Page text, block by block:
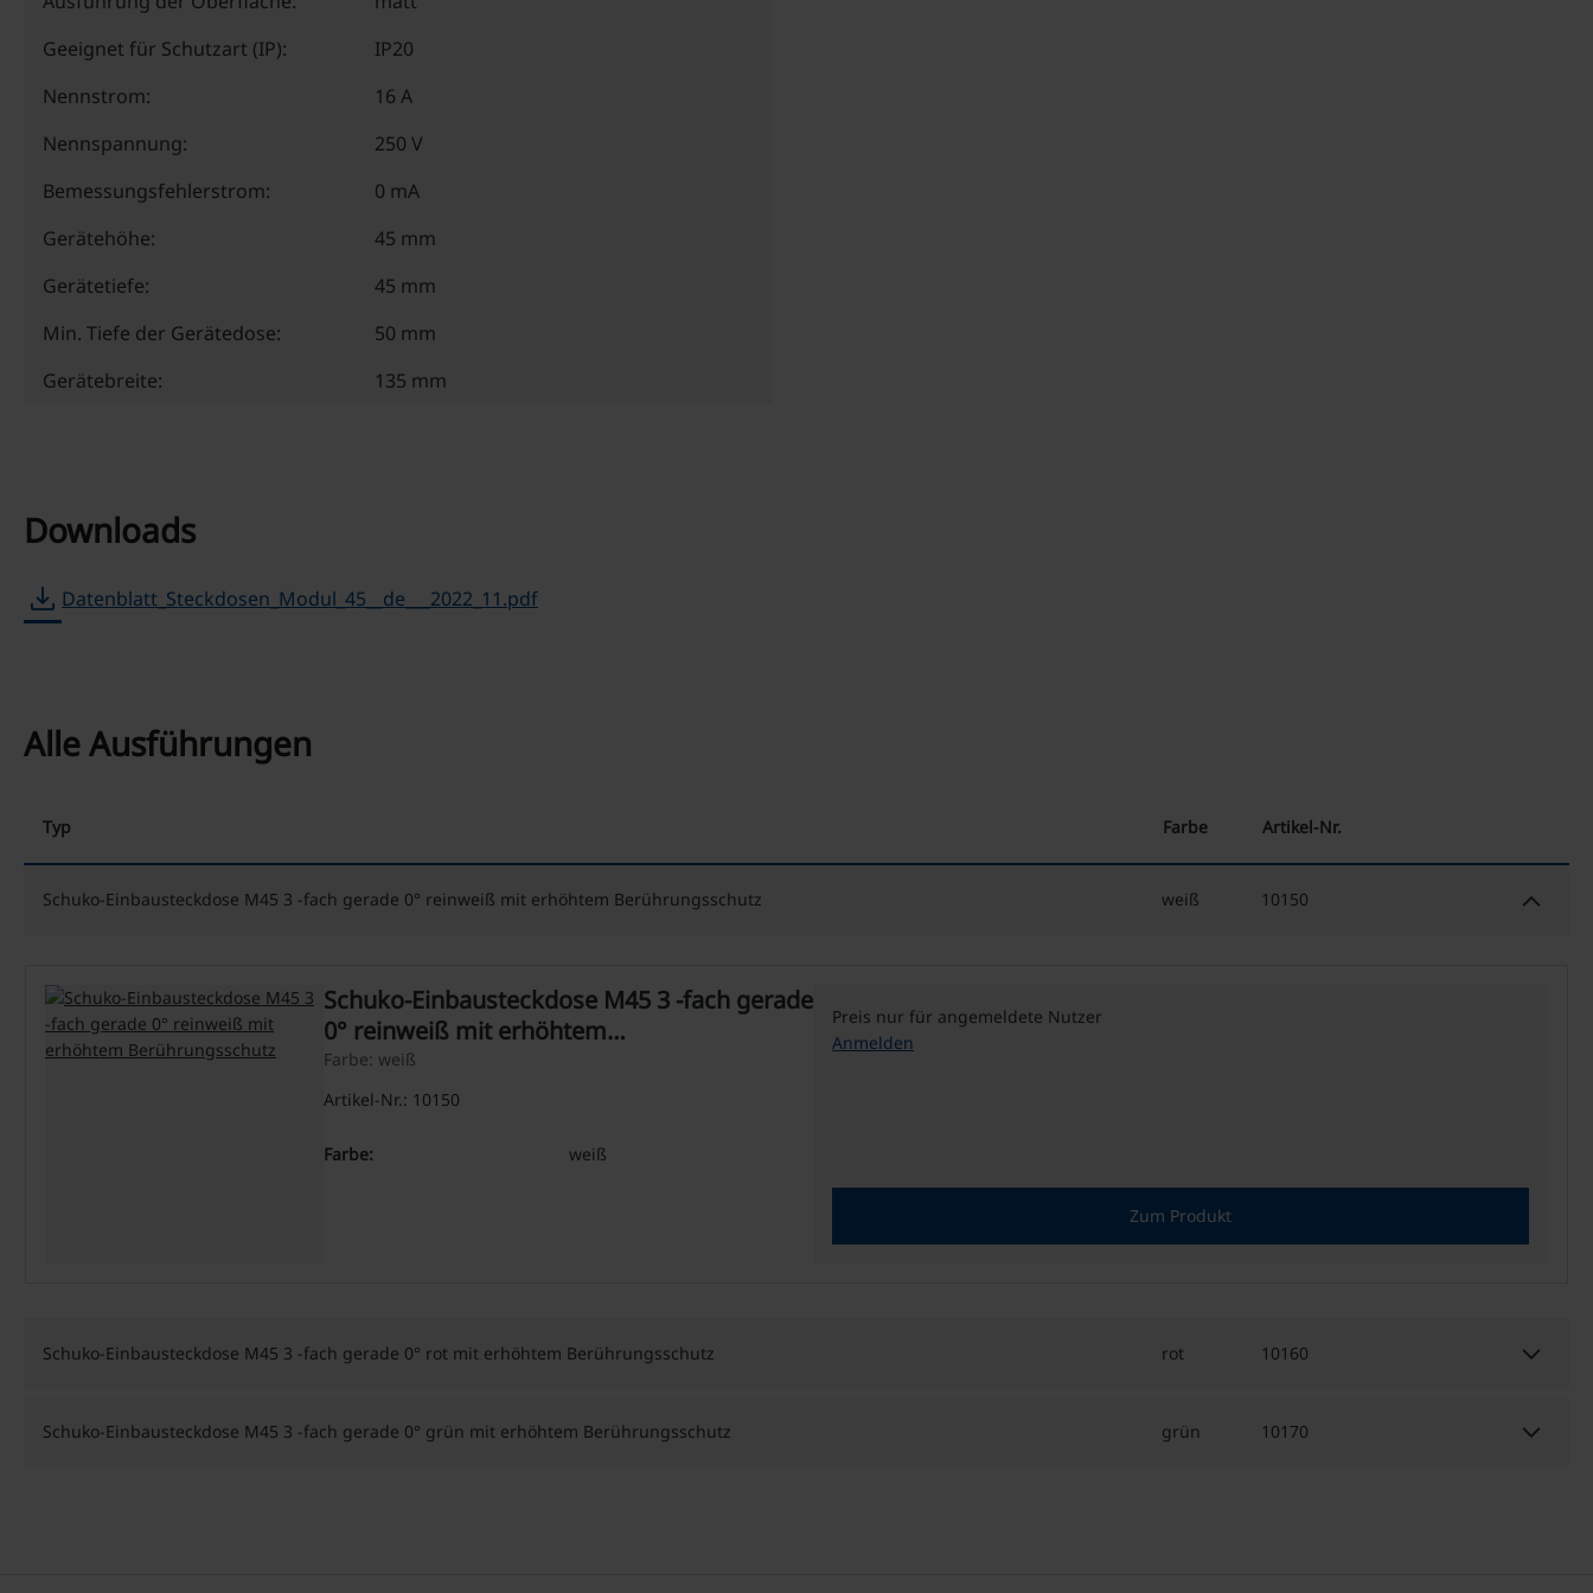
Geeignet für Schutzart (IP):
IP20
Nennstrom:
16 A
Nennspannung:
250 V
Bemessungsfehlerstrom:
0 mA
Gerätehöhe:
45 mm
Gerätetiefe:
45 mm
Min. Tiefe der Gerätedose:
50 mm
Gerätebreite:
135 mm
Downloads
download Datenblatt_Steckdosen_Modul_45__de___2022_11.pdf
Alle Ausführungen
Typ Farbe Artikel-Nr.
Schuko-Einbausteckdose M45 3 -fach gerade 0° reinweiß mit erhöhtem Berührungsschutz weiß 10150 keyboard_arrow_down
Schuko-Einbausteckdose M45 3 -fach gerade
0° reinweiß mit erhöhtem
Berührungsschutz
Farbe: weiß
Artikel-Nr.: 10150
Farbe: weiß
Preis nur für angemeldete Nutzer
Anmelden
Zum Produkt
Schuko-Einbausteckdose M45 3 -fach gerade 0° rot mit erhöhtem Berührungsschutz rot 10160 keyboard_arrow_down
Schuko-Einbausteckdose M45 3 -fach gerade 0° grün mit erhöhtem Berührungsschutz grün 10170 keyboard_arrow_down